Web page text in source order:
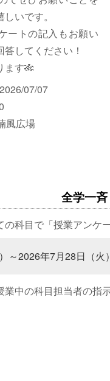
いです。
ートの記入もお願い
してください！
ます🎋
07/07
風広場
全学一
科目で「授業アンケ
～2026年7月28日（火）
業中の科目担当者の指